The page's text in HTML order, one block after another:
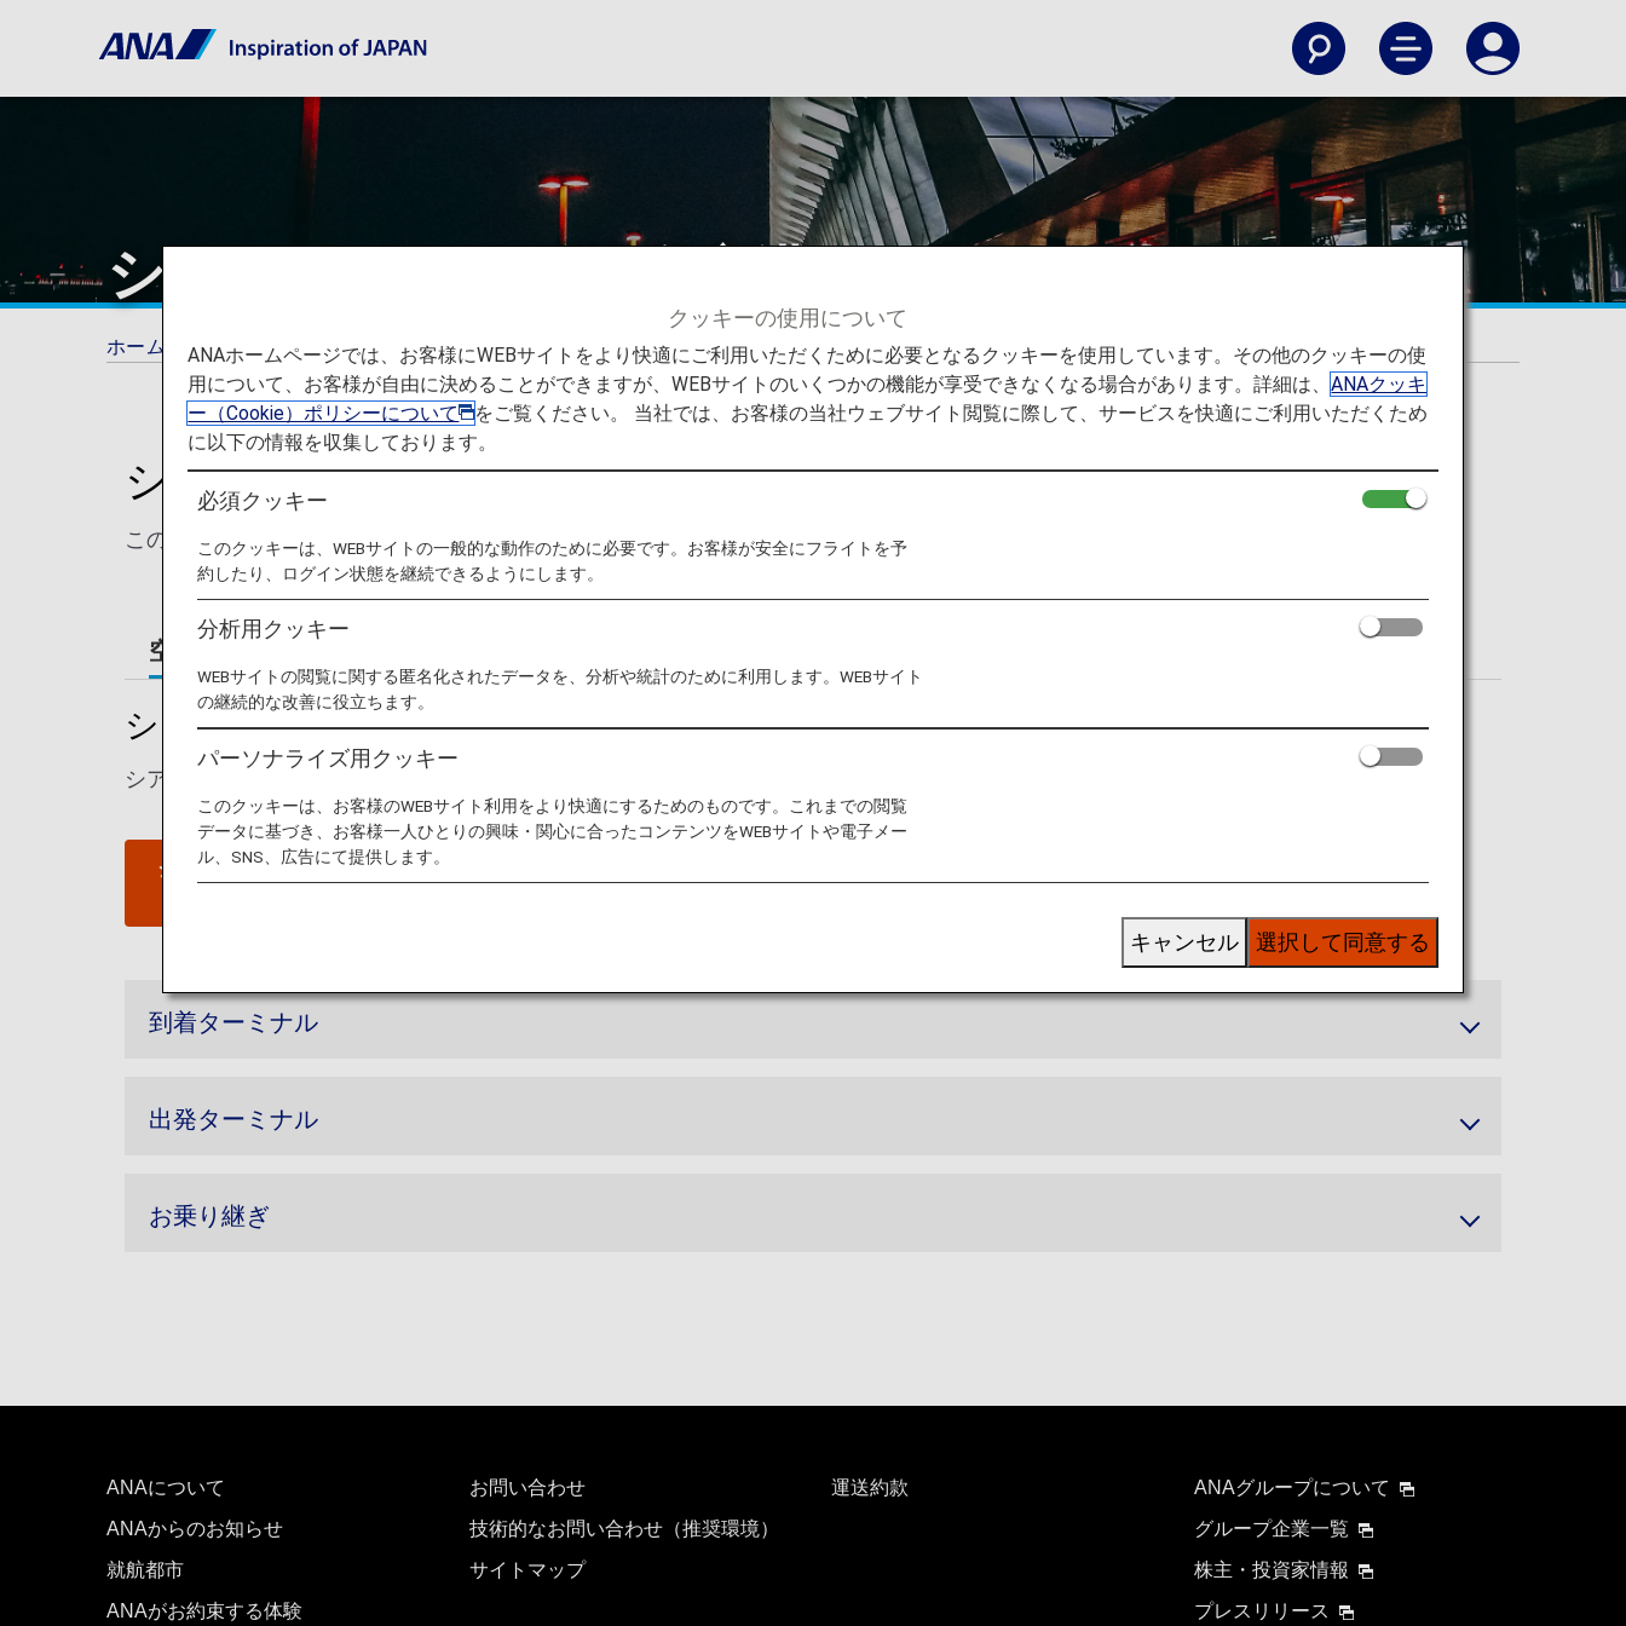
シアトル・タコマ国際空港
ホーム ご旅行の準備 空港と都市に関する情報 シアトル・タコマ国際空港
シアトル・タコマ国際空港からの発着
このページでは、シアトル・タコマ国際空港から目的地までの役立つ情報をご紹介します。
空港ガイド
シアトル・タコマ国際空港ガイド
シアトル・タコマ国際空港の発着ターミナルマップおよび空港内に関するほかの情報。
シアトル・タコマ国際空港ウ
到着ターミナル
出発ターミナル
お乗り継ぎ
ANAについて
ANAからのお知らせ
就航都市
ANAがお約束する体験
お問い合わせ
技術的なお問い合わせ（推奨環境）
サイトマップ
運送約款
ANAグループについて
グループ企業一覧
株主・投資家情報
プレスリリース
クッキーの使用について
ANAホームページでは、お客様にWEBサイトをより快適にご利用いただくために必要となるクッキーを使用しています。その他のクッキーの使
用について、お客様が自由に決めることができますが、WEBサイトのいくつかの機能が享受できなくなる場合があります。詳細は、ANAクッキ
ー（Cookie）ポリシーについて
をご覧ください。 当社では、お客様の当社ウェブサイト閲覧に際して、サービスを快適にご利用いただくため
に以下の情報を収集しております。
必須クッキー
このクッキーは、WEBサイトの一般的な動作のために必要です。お客様が安全にフライトを予
約したり、ログイン状態を継続できるようにします。
分析用クッキー
WEBサイトの閲覧に関する匿名化されたデータを、分析や統計のために利用します。WEBサイト
の継続的な改善に役立ちます。
パーソナライズ用クッキー
このクッキーは、お客様のWEBサイト利用をより快適にするためのものです。これまでの閲覧
データに基づき、お客様一人ひとりの興味・関心に合ったコンテンツをWEBサイトや電子メー
ル、SNS、広告にて提供します。
選択して同意する
キャンセル